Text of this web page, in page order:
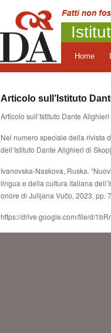
Home
Articolo sull’Istituto
Articolo sull’Istituto Dante
Nel numero speciale della rivista
dell’Istituto Dante Alighieri di
Ivanovska-Naskova, Ruska.
lingua e della cultura italiana
onore di Julijana Vučo, 2023, pp.
https://drive.google.com/file/d/